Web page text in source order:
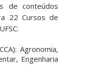
de conteúdos
22 Cursos de
Agronomia,
Engenharia